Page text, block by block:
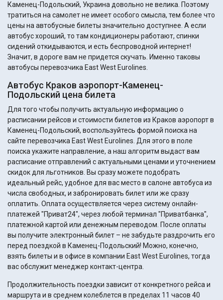
Каменец-Подольский, Украина довольно не велика. Поэтому
тратиться на самолет не имеет особого смысла, тем более что
цены на автобусные билеты значительно доступнее. А если
автобус хороший, то там кондиционеры работают, спинки
сидений откидываются, и есть беспроводной интернет!
Значит, в дороге вам не придется скучать. Именно таковы
автобусы перевозчика East West Eurolines.
Автобус Краков аэропорт-Каменец-
Подольский цена билета
Для того чтобы получить актуальную информацию о
расписании рейсов и стоимости билетов из Краков аэропорт в
Каменец-Подольский, воспользуйтесь формой поиска на
сайте перевозчика East West Eurolines. Для этого в поле
поиска укажите направление, а наш алгоритм выдаст вам
расписание отправлений с актуальными ценами и уточнением
скидок для льготников. Вы сразу можете подобрать
идеальный рейс, удобное для вас место в салоне автобуса из
числа свободных, и забронировать билет или же сразу
оплатить. Оплата осуществляется через систему онлайн-
платежей "Приват24", через любой терминал "Приватбанка",
платежной картой или денежным переводом. После оплаты
вы получите электронный билет – не забудьте раздрочить его
перед поездкой в Каменец-Подольский! Можно, конечно,
взять билеты и в офисе в компании East West Eurolines, тогда
вас обслужит менеджер контакт-центра.
Продолжительность поездки зависит от конкретного рейса и
маршрута и в среднем колеблется в пределах 11 часов 40